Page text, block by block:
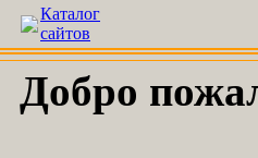
Каталог
сайтов
Добро